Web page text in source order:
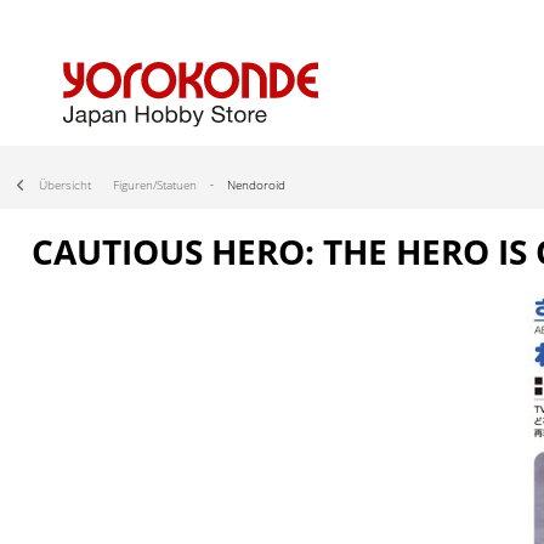
Übersicht Figuren/Statuen Nendoroid
CAUTIOUS HERO: THE HERO